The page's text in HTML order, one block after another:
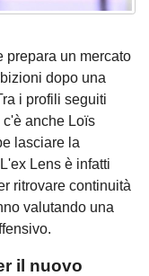
prepara un mercato
dopo una
i profili seguiti
anche Loïs
lasciare la
Lens è infatti
ritrovare continuità
valutando una
il nuovo